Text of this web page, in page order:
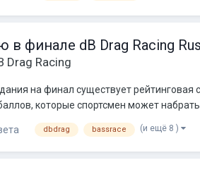
в финале dB Drag Racing
Drag Racing
на финал существует
которые спортсмен может
dbdrag bassrace (и ещё 8 )